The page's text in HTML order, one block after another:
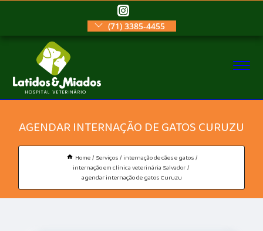
(71) 3385-4455
AGENDAR INTERNAÇÃO DE GATOS CURUZU
Home Serviços
internação de cães e gatos
internação em clínica veterinária Salvador
agendar internação de gatos Curuzu